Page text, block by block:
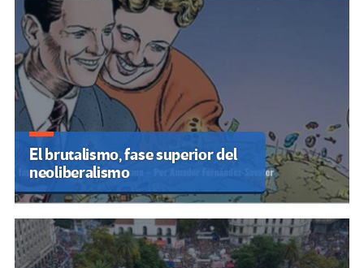
El brutalismo, fase superior del
neoliberalismo